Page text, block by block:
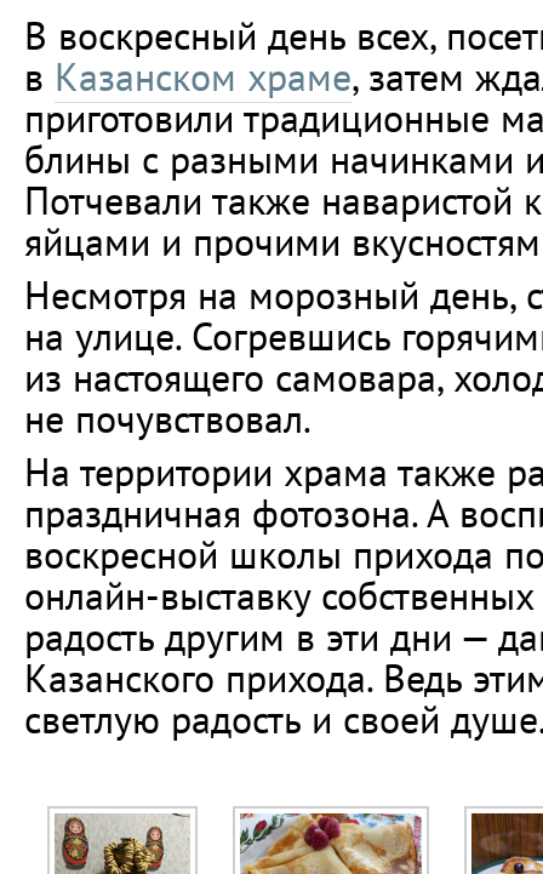
В воскресный день всех,
в Казанском храме, затем
приготовили традиционные
блины с разными начинками
Потчевали также
яйцами и прочими
Несмотря на морозный день,
на улице. Согревшись
из настоящего самовара,
не почувствовал.
На территории храма также
праздничная фотозона. А
воскресной школы прихода
онлайн-выставку
радость другим в эти дни —
Казанского прихода. Ведь
светлую радость и своей